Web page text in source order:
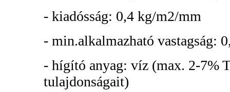
- kiadósság: 0,4 kg/m2/mm
- min.alkalmazható vastagság:
- hígító anyag: víz (max. 2-7%
tulajdonságait)